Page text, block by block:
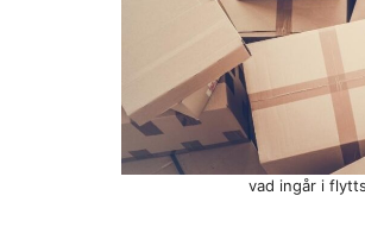
vad ingår i